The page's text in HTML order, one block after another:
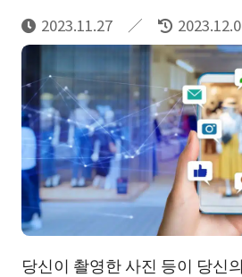
2023.11.27
당신이 촬영한 사진 등이 당신